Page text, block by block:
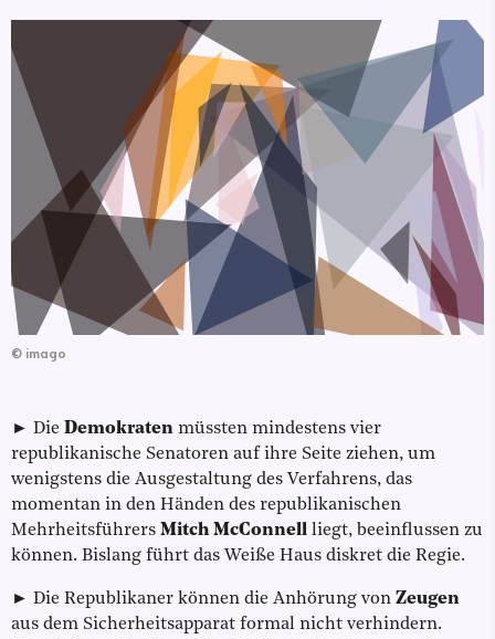
© imago
► Die Demokraten müssten mindestens vier
republikanische Senatoren auf ihre Seite ziehen, um
wenigstens die Ausgestaltung des Verfahrens, das
momentan in den Händen des republikanischen
Mehrheitsführers Mitch McConnell liegt, beeinflussen zu
können. Bislang führt das Weiße Haus diskret die Regie.
► Die Republikaner können die Anhörung von Zeugen
aus dem Sicherheitsapparat formal nicht verhindern.